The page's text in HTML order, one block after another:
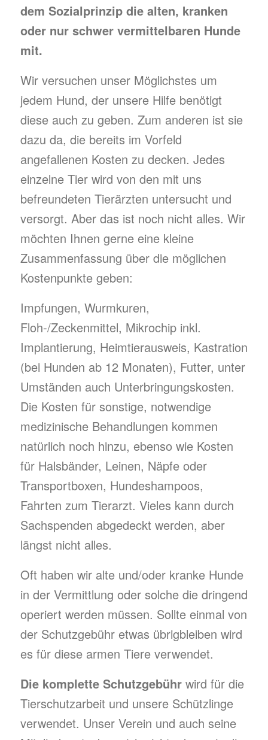
dem Sozialprinzip die alten, kranken
oder nur schwer vermittelbaren Hunde
mit.
Wir versuchen unser Möglichstes um
jedem Hund, der unsere Hilfe benötigt
diese auch zu geben. Zum anderen ist sie
dazu da, die bereits im Vorfeld
angefallenen Kosten zu decken. Jedes
einzelne Tier wird von den mit uns
befreundeten Tierärzten untersucht und
versorgt. Aber das ist noch nicht alles. Wir
möchten Ihnen gerne eine kleine
Zusammenfassung über die möglichen
Kostenpunkte geben:
Impfungen, Wurmkuren,
Floh-/Zeckenmittel, Mikrochip inkl.
Implantierung, Heimtierausweis, Kastration
(bei Hunden ab 12 Monaten), Futter, unter
Umständen auch Unterbringungskosten.
Die Kosten für sonstige, notwendige
medizinische Behandlungen kommen
natürlich noch hinzu, ebenso wie Kosten
für Halsbänder, Leinen, Näpfe oder
Transportboxen, Hundeshampoos,
Fahrten zum Tierarzt. Vieles kann durch
Sachspenden abgedeckt werden, aber
längst nicht alles.
Oft haben wir alte und/oder kranke Hunde
in der Vermittlung oder solche die dringend
operiert werden müssen. Sollte einmal von
der Schutzgebühr etwas übrigbleiben wird
es für diese armen Tiere verwendet.
Die komplette Schutzgebührwird für die
Tierschutzarbeit und unsere Schützlinge
verwendet. Unser Verein und auch seine